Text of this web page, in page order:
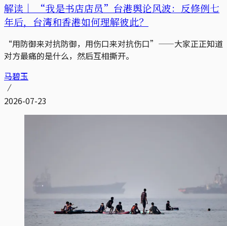
解读｜
“我是书店店员”台港舆论风波：反修例七
年后，台湾和香港如何理解彼此？
“用防御来对抗防御，用伤口来对抗伤口”——大家正正知道
对方最痛的是什么，然后互相撕开。
马碧玉
2026-07-23